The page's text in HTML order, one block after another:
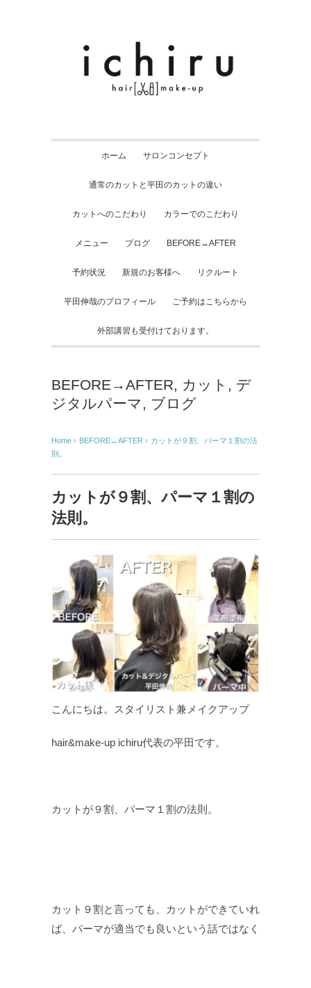
ホーム サロンコンセプト
通常のカットと平田のカットの違い
カットへのこだわり カラーでのこだわり
メニュー ブログ BEFORE→AFTER
予約状況 新規のお客様へ リクルート
平田伸哉のプロフィール ご予約はこちらから
外部講習も受付けております。
BEFORE→AFTER, カット , デ
ジタルパーマ , ブログ
Home › BEFORE→AFTER › カットが９割、パーマ１割の法
則。
カットが９割、パーマ１割の
法則。
こんにちは。スタイリスト兼メイクアップ
hair&make-up ichiru代表の平田です。
カットが９割、パーマ１割の法則。
カット９割と言っても、カットができていれ
ば、パーマが適当でも良いという話ではなく